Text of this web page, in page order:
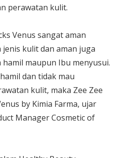
perawatan kulit.
Venus sangat aman
kulit dan aman juga
maupun Ibu menyusui.
dan tidak mau
kulit, maka Zee Zee
by Kimia Farma, ujar
Manager Cosmetic of